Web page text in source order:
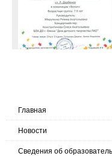
Главная
Новости
Сведения об